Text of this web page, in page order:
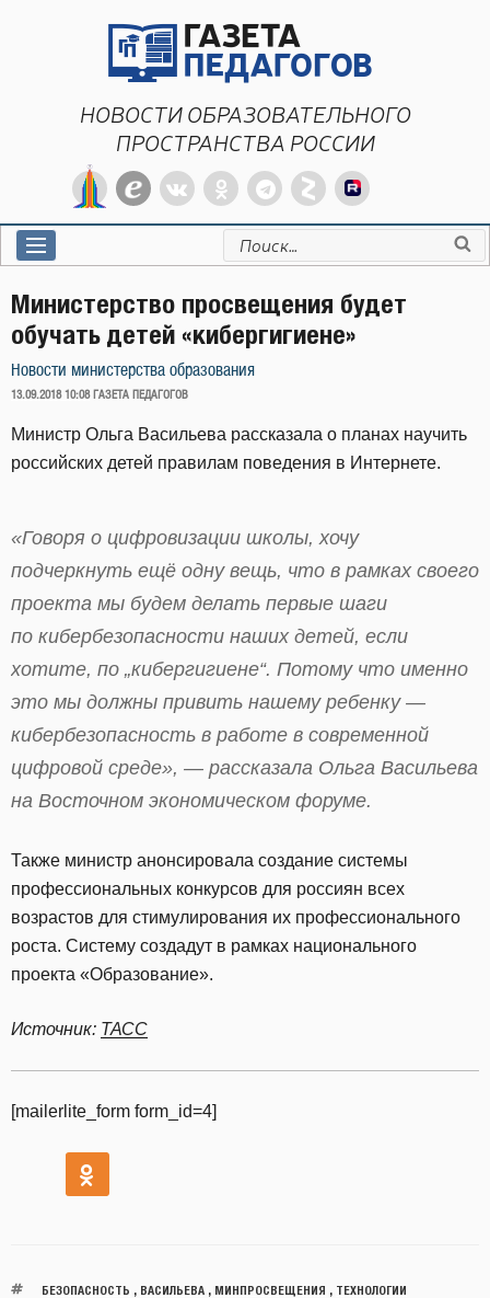
НОВОСТИ ОБРАЗОВАТЕЛЬНОГО
ПРОСТРАНСТВА РОССИИ
Искать:
Министерство просвещения будет
обучать детей «кибергигиене»
Новости министерства образования
ОПУБЛИКОВАНО
13.09.2018 10:08 ГАЗЕТА ПЕДАГОГОВ
Министр Ольга Васильева рассказала о планах научить
российских детей правилам поведения в Интернете.
«Говоря о цифровизации школы, хочу
подчеркнуть ещё одну вещь, что в рамках своего
проекта мы будем делать первые шаги
по кибербезопасности наших детей, если
хотите, по „кибергигиене“. Потому что именно
это мы должны привить нашему ребенку —
кибербезопасность в работе в современной
цифровой среде», — рассказала Ольга Васильева
на Восточном экономическом форуме.
Также министр анонсировала создание системы
профессиональных конкурсов для россиян всех
возрастов для стимулирования их профессионального
роста. Систему создадут в рамках национального
проекта «Образование».
Источник: ТАСС
[mailerlite_form form_id=4]
БЕЗОПАСНОСТЬ , ВАСИЛЬЕВА, МИНПРОСВЕЩЕНИЯ , ТЕХНОЛОГИИ